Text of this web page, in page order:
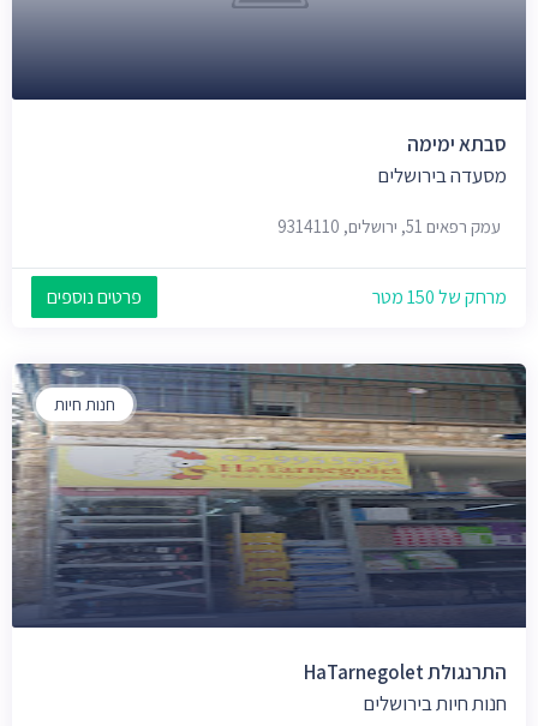
סבתא ימימה
מסעדה בירושלים
עמק רפאים 51, ירושלים, 9314110
מרחק של 150 מטר פרטים נוספים
חנות חיות
התרנגולת HaTarnegolet
חנות חיות בירושלים